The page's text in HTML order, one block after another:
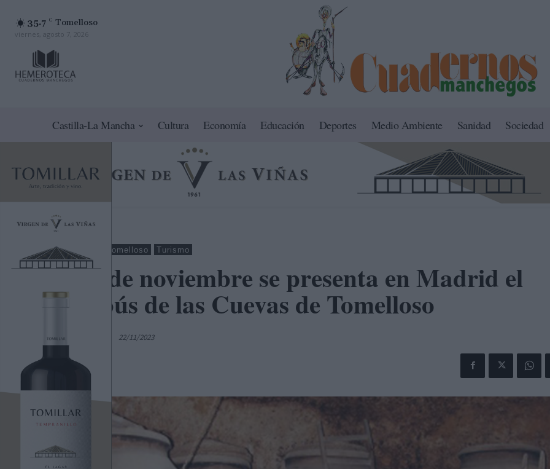
35.7 C Tomelloso
viernes, agosto 7, 2026
Castilla-La Mancha Cultura Economía Educación Deportes Medio Ambiente Sanidad Sociedad
Ciudad Real Tomelloso Turismo
El 24 de noviembre se presenta en Madrid el
Autobús de las Cuevas de Tomelloso
Por Sergio Bernao 22/11/2023